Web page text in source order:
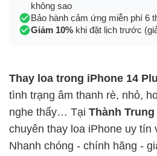
không sao
Bảo hành cảm ứng miễn phí 6
Giảm 10% khi đặt lịch trước
Thay loa trong iPhone 14
tình trạng âm thanh rè, nhỏ,
nghe thấy… Tại Thành
chuyên thay loa iPhone uy tín
Nhanh chóng - chính hãng -